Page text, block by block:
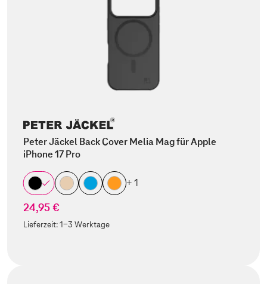
Peter Jäckel Back Cover Melia Mag für Apple
iPhone 17 Pro
+ 1
24,95 €
Lieferzeit:1-3 Werktage